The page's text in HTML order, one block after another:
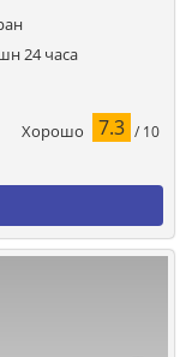
24 часа
Хорошо 7.3 / 10